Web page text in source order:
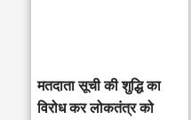
मतदाता सूची की शुद्धि का
विरोध कर लोकतंत्र को